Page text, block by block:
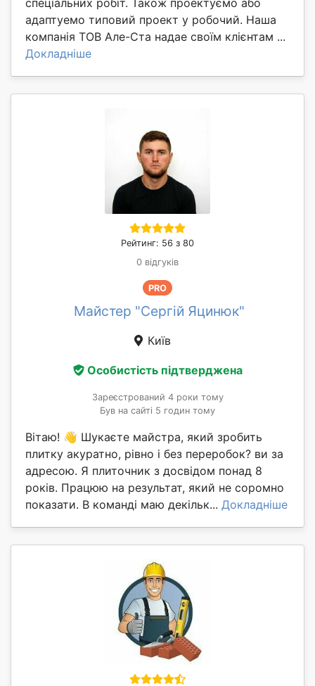
спеціальних робіт. Також проектуємо або
адаптуемо типовий проект у робочий. Наша
компанія ТОВ Але-Ста надае своїм клієнтам ...
Докладніше
Рейтинг: 56 з 80
0 відгуків
PRO
Майстер "Сергій Яцинюк"
Київ
Особистість підтверджена
Зареєстрований 4 роки тому
Був на сайті 5 годин тому
Вітаю! 👋 Шукаєте майстра, який зробить
плитку акуратно, рівно і без переробок? ви за
адресою. Я плиточник з досвідом понад 8
років. Працюю на результат, який не соромно
показати. В команді маю декільк... Докладніше